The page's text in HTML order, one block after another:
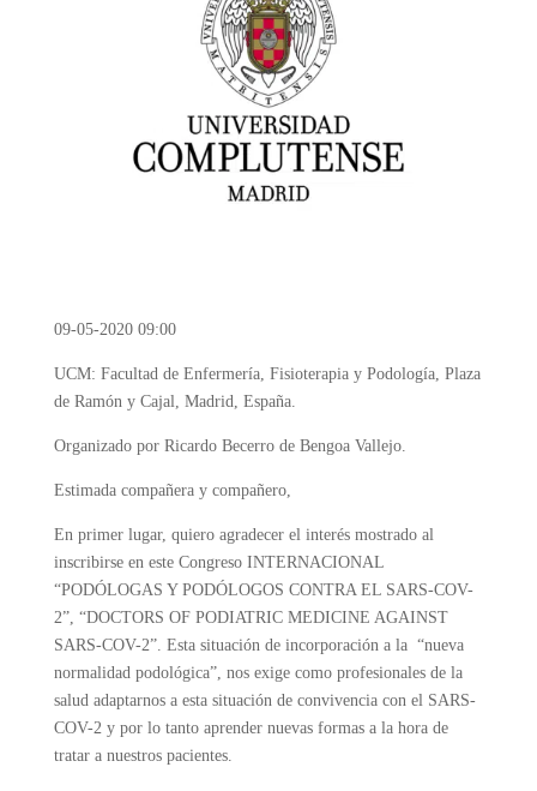
09-05-2020 09:00
UCM: Facultad de Enfermería, Fisioterapia y Podología, Plaza
de Ramón y Cajal, Madrid, España.
Organizado por Ricardo Becerro de Bengoa Vallejo.
Estimada compañera y compañero,
En primer lugar, quiero agradecer el interés mostrado al
inscribirse en este Congreso INTERNACIONAL
“PODÓLOGAS Y PODÓLOGOS CONTRA EL SARS-COV-
2”, “DOCTORS OF PODIATRIC MEDICINE AGAINST
SARS-COV-2”. Esta situación de incorporación a la “nueva
normalidad podológica”, nos exige como profesionales de la
salud adaptarnos a esta situación de convivencia con el SARS-
COV-2 y por lo tanto aprender nuevas formas a la hora de
tratar a nuestros pacientes.